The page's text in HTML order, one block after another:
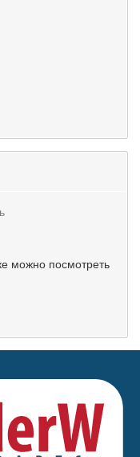
можно посмотреть